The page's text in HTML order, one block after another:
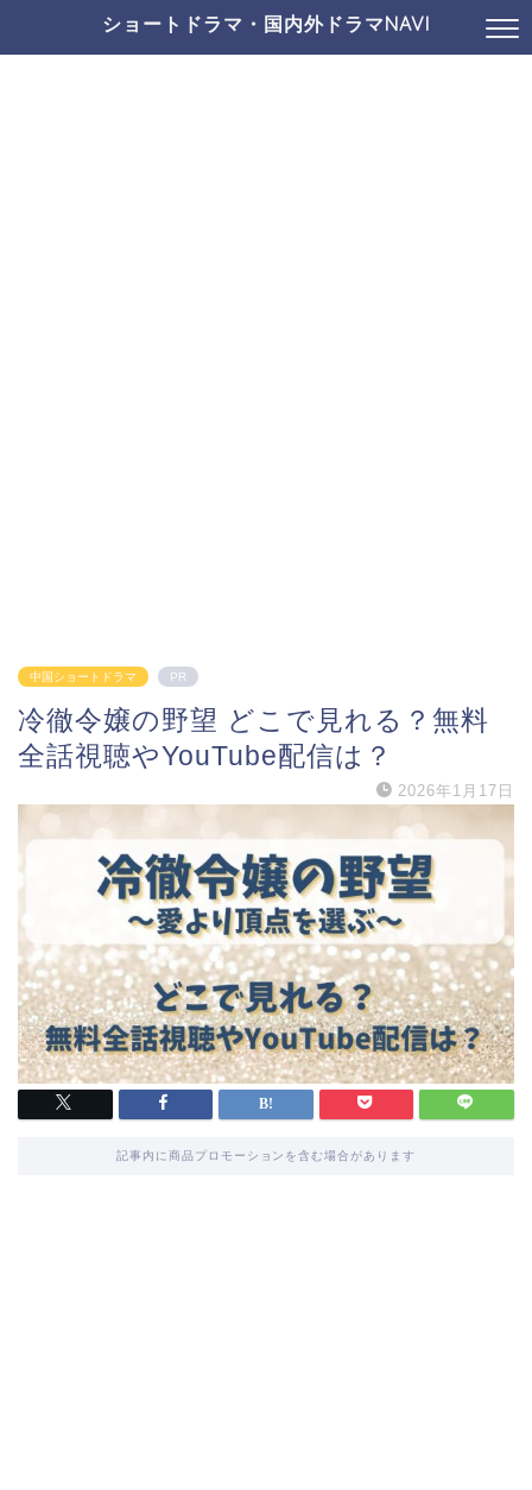
ショートドラマ・国内外ドラマNAVI
中国ショートドラマ PR
冷徹令嬢の野望 どこで見れる？無料
全話視聴やYouTube配信は？
2026年1月17日
記事内に商品プロモーションを含む場合があります